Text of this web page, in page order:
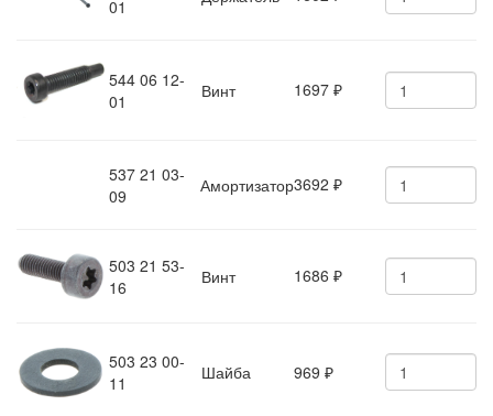
01
544 06 12-
01
Винт 1697 ₽
537 21 03-
09
Амортизатор3692 ₽
503 21 53-
16
Винт 1686 ₽
503 23 00-
11
Шайба 969 ₽